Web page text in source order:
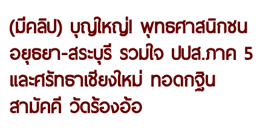
(มีคลิป) บุญใหญ่! พุทธศาสนิกชน
อยุธยา-สระบุรี รวมใจ ปปส.ภาค 5
และศรัทธาเชียงใหม่ ทอดกฐิน
สามัคคี วัดร้องอ้อ